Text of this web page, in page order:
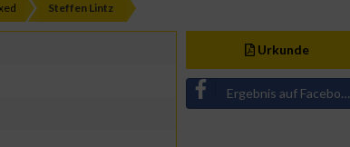
Steffen Lintz
Urkunde
Ergebnis auf Facebook teilen